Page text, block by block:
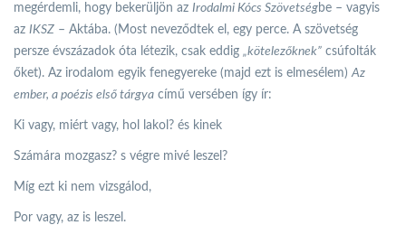
megérdemli, hogy bekerüljön az Irodalmi Kócs Szövetségbe – vagyis
az IKSZ – Aktába. (Most neveződtek el, egy perce. A szövetség
persze évszázadok óta létezik, csak eddig „kötelezőknek” csúfolták
őket). Az irodalom egyik fenegyereke (majd ezt is elmesélem) Az
ember, a poézis első tárgya című versében így ír:
Ki vagy, miért vagy, hol lakol? és kinek
Számára mozgasz? s végre mivé leszel?
Míg ezt ki nem vizsgálod,
Por vagy, az is leszel.